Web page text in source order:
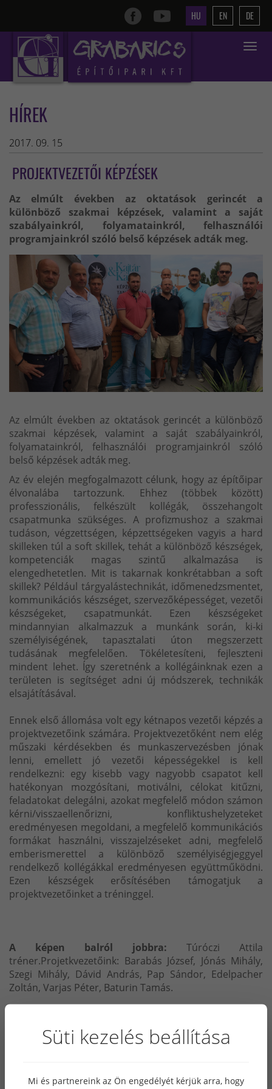
HU EN DE
Toggle
HÍREK
2017. 09. 15
PROJEKTVEZETŐI KÉPZÉSEK
Az elmúlt években az oktatások gerincét a
különböző szakmai képzések, valamint a saját
szabályainkról, folyamatainkról, felhasználói
programjainkról szóló belső képzések adták meg.
Az elmúlt években az oktatások gerincét a különböző
szakmai képzések, valamint a saját szabályainkról,
folyamatainkról, felhasználói programjainkról szóló
belső képzések adták meg.
Az év elején megfogalmazott célunk, hogy az építőipar
élvonalába tartozzunk. Ehhez (többek között)
professzionális, felkészült kollégák, összehangolt
csapatmunka szükséges. A profizmushoz a szakmai
tudáson, végzettségen, képzettségeken vagyis a hard
skilleken túl a soft skillek, tehát a különböző készségek,
kompetenciák magas szintű alkalmazása is
elengedhetetlen. Mit is takarnak konkrétabban a soft
skillek? Például tárgyalástechnikát, időmenedzsmentet,
kommunikációs készséget, szervezőképességet, vezetői
készségeket, csapatmunkát. Ezen készségeket
mindannyian alkalmazzuk a munkánk során, ki-ki
személyiségének, tapasztalati úton megszerzett
tudásának megfelelően. Tökéletesíteni, fejleszteni
mindent lehet. Így szeretnénk a kollégáinknak ezen a
területen is segítséget adni új módszerek, technikák
elsajátításával.
Ennek első állomása volt egy kétnapos vezetői képzés a
projektvezetőink számára. Projektvezetőként nem elég
műszaki kérdésekben és munkaszervezésben jónak
lenni, emellett jó vezetői képességekkel is kell
rendelkezni: egy kisebb vagy nagyobb csapatot kell
hatékonyan mozgósítani, motiválni, célokat kitűzni,
feladatokat delegálni, azokat megfelelő módon számon
kérni/visszaellenőrizni, konfliktushelyzeteket
eredményesen megoldani, a megfelelő kommunikációs
formákat használni, visszajelzéseket adni, megfelelő
emberismerettel a különböző személyiségjeggyel
rendelkező kollégákkal eredményesen együttműködni.
Ezen készségek erősítésében támogatjuk a
projektvezetőinket a tréninggel.
A képen balról jobbra: Túróczi Attila
tréner.Projetkvezetőink: Barabás József, Jónás Mihály,
Szegi Mihály, Dávid András, Pap Sándor, Edelpacher
Zoltán, Varjas Péter, Baturin Tamás.
LEGFRISSEBB HÍREK
NÍVÓDÍJ AVATÓ ÜNNEPSÉG A SCHNEIDER ELECTRIC DUNAVECSEI
Süti kezelés beállítása
Mi és partnereink az Ön engedélyét kérjük arra, hogy